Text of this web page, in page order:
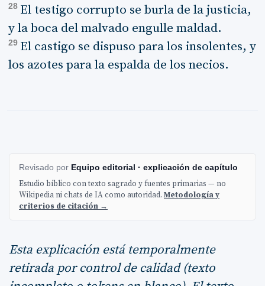
28 El testigo corrupto se burla de la justicia,
y la boca del malvado engulle maldad.
29 El castigo se dispuso para los insolentes, y
los azotes para la espalda de los necios.
Revisado por Equipo editorial · explicación de capítulo
Estudio bíblico con texto sagrado y fuentes primarias — no
Wikipedia ni chats de IA como autoridad.Metodología y
criterios de citación →
Esta explicación está temporalmente
retirada por control de calidad (texto